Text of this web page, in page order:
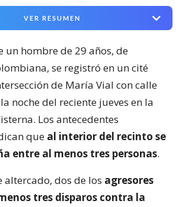
VER RESUMEN
un hombre de 29 años, de
se registró en un cité
de María Vial con calle
noche del reciente jueves en la
Los antecedentes
que al interior del recinto se
entre al menos tres personas.
altercado, dos de los agresores
tres disparos contra la